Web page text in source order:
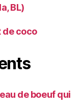
BL)
de coco
de boeuf qui